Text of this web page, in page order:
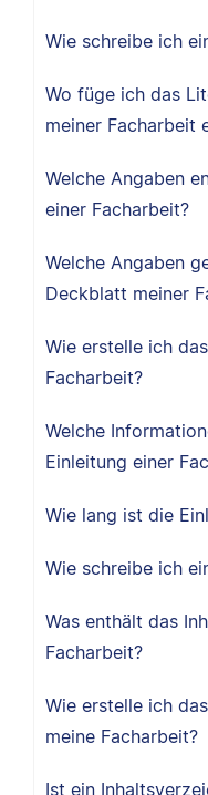
Wie schreibe ich
Wo füge ich das
meiner Facharbeit
Welche Angaben
einer Facharbeit?
Welche Angaben
Deckblatt meiner
Wie erstelle ich
Facharbeit?
Welche
Einleitung einer
Wie lang ist die
Wie schreibe ich
Was enthält das
Facharbeit?
Wie erstelle ich
meine Facharbeit?
Ist ein